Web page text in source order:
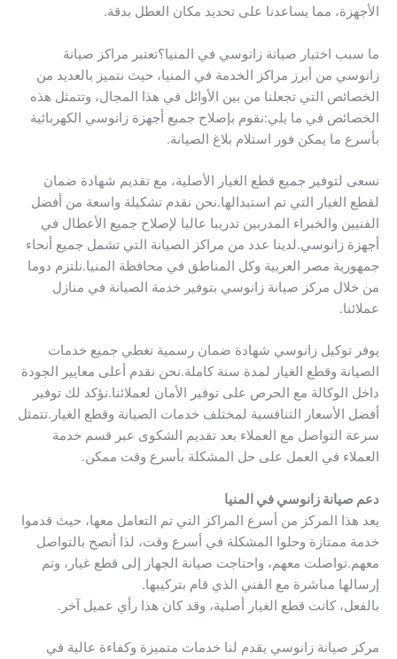
الأجهزة، مما يساعدنا على تحديد مكان العطل بدقة.
ما سبب اختيار صيانة زانوسي في المنيا؟تعتبر مراكز صيانة
زانوسي من أبرز مراكز الخدمة في المنيا، حيث نتميز بالعديد من
الخصائص التي تجعلنا من بين الأوائل في هذا المجال، وتتمثل هذه
الخصائص في ما يلي:نقوم بإصلاح جميع أجهزة زانوسي الكهربائية
بأسرع ما يمكن فور استلام بلاغ الصيانة.
نسعى لتوفير جميع قطع الغيار الأصلية، مع تقديم شهادة ضمان
لقطع الغيار التي تم استبدالها.نحن نقدم تشكيلة واسعة من أفضل
الفنيين والخبراء المدربين تدريبا عاليا لإصلاح جميع الأعطال في
أجهزة زانوسي.لدينا عدد من مراكز الصيانة التي تشمل جميع أنحاء
جمهورية مصر العربية وكل المناطق في محافظة المنيا.نلتزم دوما
من خلال مركز صيانة زانوسي بتوفير خدمة الصيانة في منازل
عملائنا.
يوفر توكيل زانوسي شهادة ضمان رسمية تغطي جميع خدمات
الصيانة وقطع الغيار لمدة سنة كاملة.نحن نقدم أعلى معايير الجودة
داخل الوكالة مع الحرص على توفير الأمان لعملائنا.نؤكد لك توفير
أفضل الأسعار التنافسية لمختلف خدمات الصيانة وقطع الغيار.تتمثل
سرعة التواصل مع العملاء بعد تقديم الشكوى عبر قسم خدمة
العملاء في العمل على حل المشكلة بأسرع وقت ممكن.
دعم صيانة زانوسي في المنيا
يعد هذا المركز من أسرع المراكز التي تم التعامل معها، حيث قدموا
خدمة ممتازة وحلوا المشكلة في أسرع وقت، لذا أنصح بالتواصل
معهم.تواصلت معهم، واحتاجت صيانة الجهاز إلى قطع غيار، وتم
إرسالها مباشرة مع الفني الذي قام بتركيبها.
بالفعل، كانت قطع الغيار أصلية، وقد كان هذا رأي عميل آخر.
مركز صيانة زانوسي يقدم لنا خدمات متميزة وكفاءة عالية في